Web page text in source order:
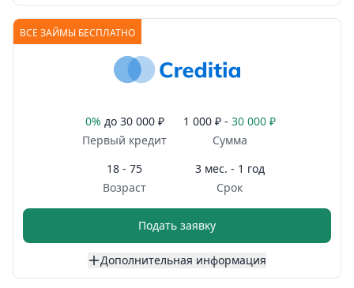
ВСЕ ЗАЙМЫ БЕСПЛАТНО
0% до 30 000 ₽
Первый кредит
1 000 ₽ - 30 000 ₽
Сумма
18 - 75
Возраст
3 мес. - 1 год
Срок
Подать заявку
Дополнительная информация